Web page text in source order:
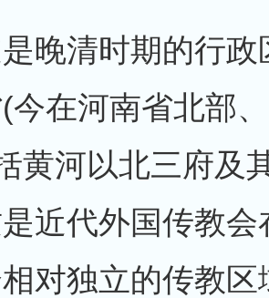
晚清时期的行政
今在河南省北部
黄河以北三府及
近代外国传教会
对独立的传教区